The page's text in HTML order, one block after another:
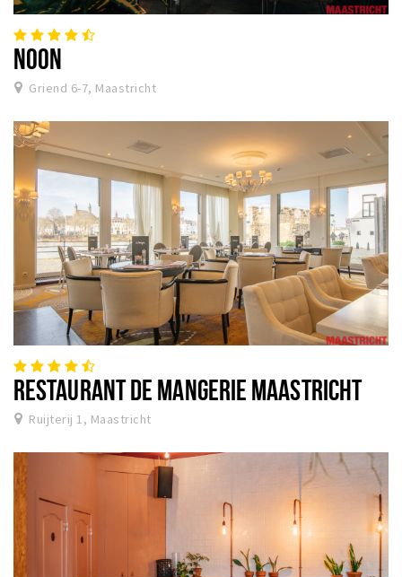
NOON
Griend 6-7, Maastricht
RESTAURANT DE MANGERIE MAASTRICHT
Ruijterij 1, Maastricht